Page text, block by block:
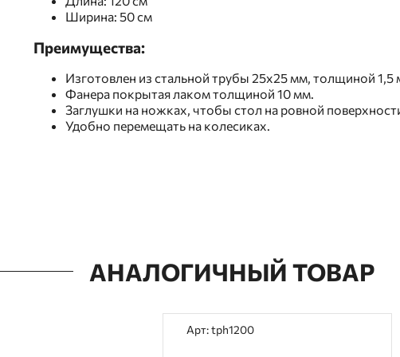
Ширина: 50 см
Преимущества:
Изготовлен из стальной трубы 25x25 мм, толщиной 1,5
Фанера покрытая лаком толщиной 10 мм.
Заглушки на ножках, чтобы стол на ровной
Удобно перемещать на колесиках.
АНАЛОГИЧНЫЙ ТОВАР
Арт: tph1200